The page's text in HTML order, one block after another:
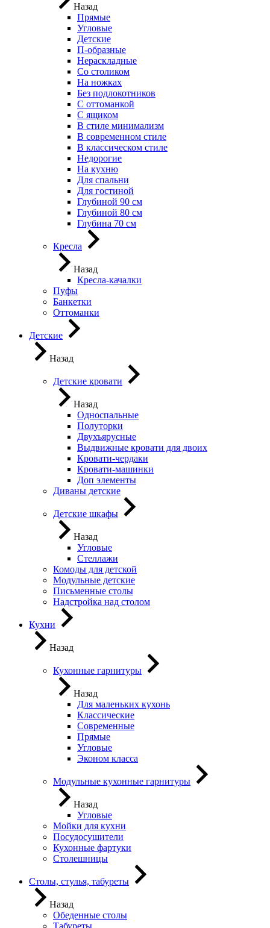
Назад
Прямые
Угловые
Детские
П-образные
Нераскладные
Со столиком
На ножках
Без подлокотников
С оттоманкой
С ящиком
В стиле минимализм
В современном стиле
В классическом стиле
Недорогие
На кухню
Для спальни
Для гостиной
Глубиной 90 см
Глубиной 80 см
Глубина 70 см
Кресла
Назад
Кресла-качалки
Пуфы
Банкетки
Оттоманки
Детские
Назад
Детские кровати
Назад
Односпальные
Полуторки
Двухъярусные
Выдвижные кровати для двоих
Кровати-чердаки
Кровати-машинки
Доп элементы
Диваны детские
Детские шкафы
Назад
Угловые
Стеллажи
Комоды для детской
Модульные детские
Письменные столы
Надстройка над столом
Кухни
Назад
Кухонные гарнитуры
Назад
Для маленьких кухонь
Классические
Современные
Прямые
Угловые
Эконом класса
Модульные кухонные гарнитуры
Назад
Угловые
Мойки для кухни
Посудосушители
Кухонные фартуки
Столешницы
Столы, стулья, табуреты
Назад
Обеденные столы
Табуреты